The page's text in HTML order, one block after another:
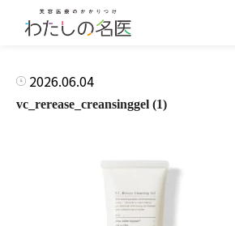
2026.06.04
vc_rerease_creansinggel (1)